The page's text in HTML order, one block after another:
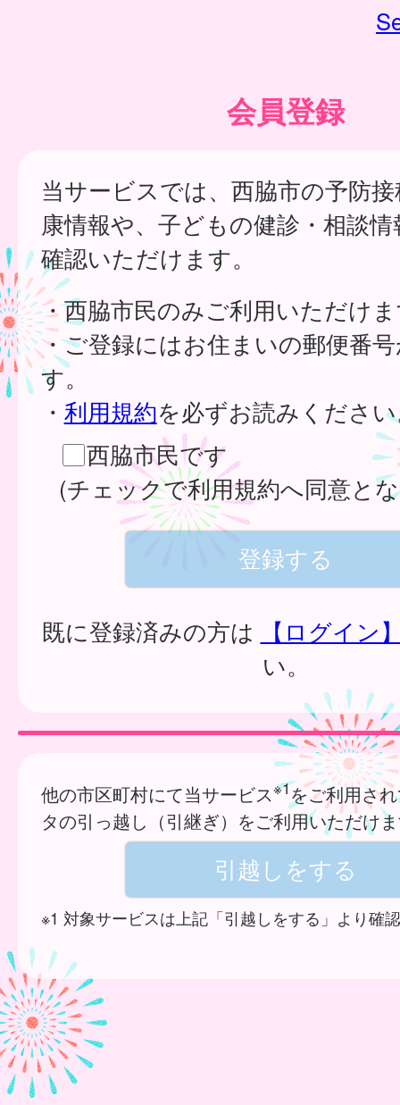
会員登録
当サービスでは、西脇市の予防
康情報や、子どもの健診・相談
確認いただけます。
・西脇市民のみご利用いただけ
・ご登録にはお住まいの郵便番
す。
・ 利用規約を必ずお読みくださ
西脇市民です
(チェックで利用規約へ同意と
既に登録済みの方は
【ログイン
い。
他の市区町村にて当サービス※1をご利用さ
タの引っ越し（引継ぎ）をご利用いただけ
※1 対象サービスは上記「引越しをする」より確